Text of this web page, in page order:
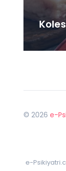
© 2026 e-
e-